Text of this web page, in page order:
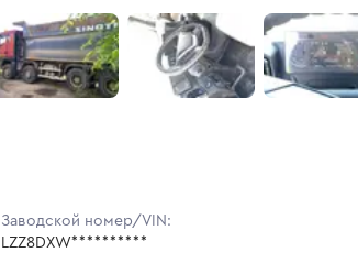
Заводской номер/VIN:
LZZ8DXW**********